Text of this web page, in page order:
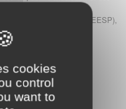
cookies
control
want to
et de santé publique (CEESP),
(CTV)
DM-DIV, actes)
de santé